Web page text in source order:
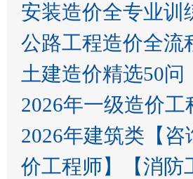
安装造价全专业训
公路工程造价全流
土建造价精选50问
2026年一级造价工
2026年建筑类【
价工程师】【消防